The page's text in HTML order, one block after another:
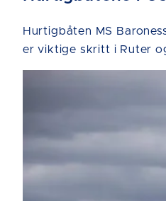
Hurtigbåten MS
er viktige skritt i Ruter